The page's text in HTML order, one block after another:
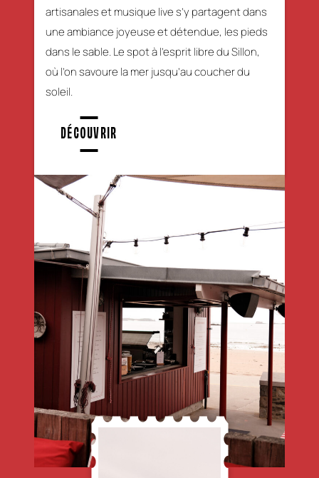
artisanales et musique live s’y partagent dans
une ambiance joyeuse et détendue, les pieds
dans le sable. Le spot à l’esprit libre du Sillon,
où l’on savoure la mer jusqu’au coucher du
soleil.
DÉCOUVRIR